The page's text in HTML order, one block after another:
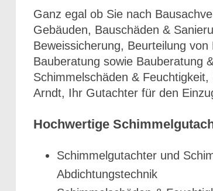
Ganz egal ob Sie nach
Gebäuden, Bauschäden &
Beweissicherung, Beurteilung
Bauberatung sowie Bauberatung
Schimmelschäden &
Arndt, Ihr Gutachter für den
Hochwertige
Schimmelgutachter und
Abdichtungstechnik